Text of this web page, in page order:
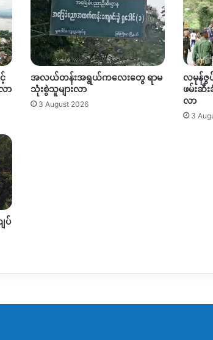
ာ
အလယ်တန်းအရွယ်ကလေးတွေ ရာမ
သုံးစွဲသူများလာ
3 August 2026
လမုန်ဇွ
ဖမ်းဆီး
လာ
3
ပ်